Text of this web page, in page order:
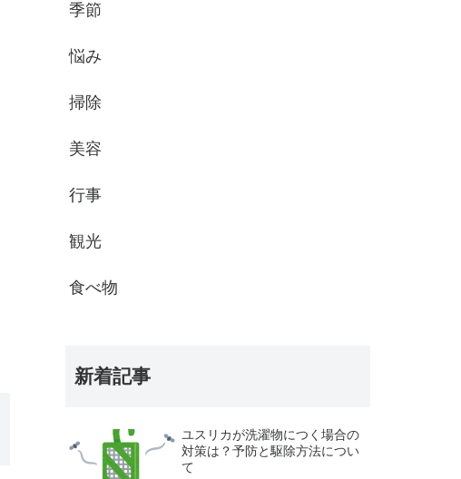
季節
悩み
掃除
美容
行事
観光
食べ物
新着記事
ユスリカが洗濯物につく場合の
対策は？予防と駆除方法につい
て